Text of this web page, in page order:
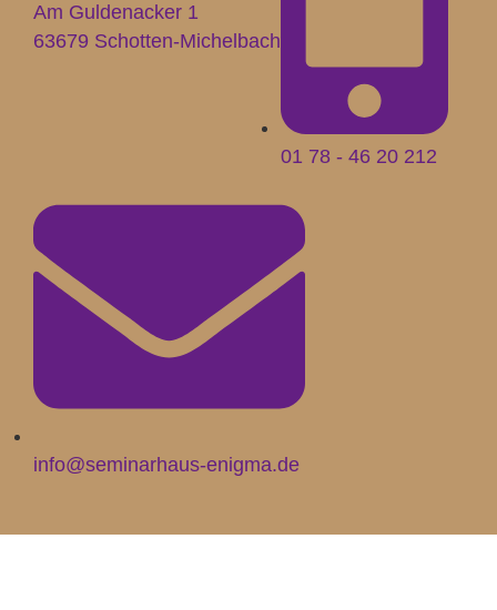
Am Guldenacker 1
63679 Schotten-Michelbach
01 78 - 46 20 212
info@seminarhaus-enigma.de